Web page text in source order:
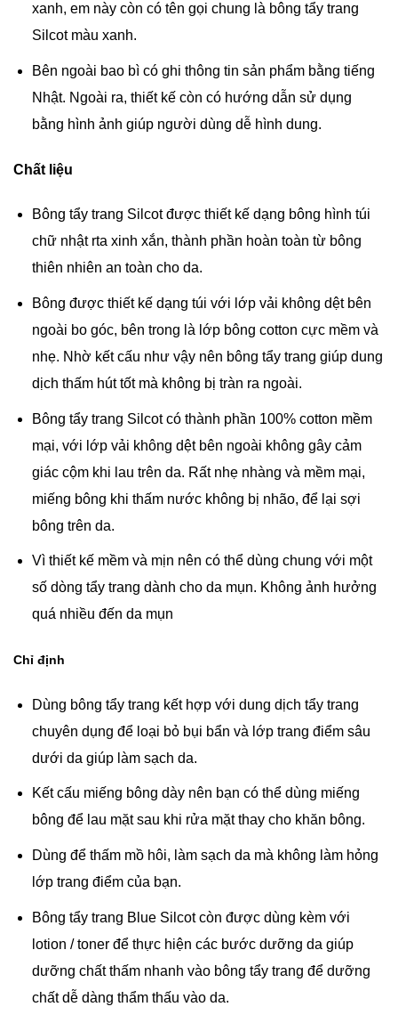
xanh, em này còn có tên gọi chung là bông tẩy trang
Silcot màu xanh.
Bên ngoài bao bì có ghi thông tin sản phẩm bằng tiếng
Nhật. Ngoài ra, thiết kế còn có hướng dẫn sử dụng
bằng hình ảnh giúp người dùng dễ hình dung.
Chất liệu
Bông tẩy trang Silcot được thiết kế dạng bông hình túi
chữ nhật rta xinh xắn, thành phần hoàn toàn từ bông
thiên nhiên an toàn cho da.
Bông được thiết kế dạng túi với lớp vải không dệt bên
ngoài bo góc, bên trong là lớp bông cotton cực mềm và
nhẹ. Nhờ kết cấu như vậy nên bông tẩy trang giúp dung
dịch thấm hút tốt mà không bị tràn ra ngoài.
Bông tẩy trang Silcot có thành phần 100% cotton mềm
mại, với lớp vải không dệt bên ngoài không gây cảm
giác cộm khi lau trên da. Rất nhẹ nhàng và mềm mại,
miếng bông khi thấm nước không bị nhão, để lại sợi
bông trên da.
Vì thiết kế mềm và mịn nên có thể dùng chung với một
số dòng tẩy trang dành cho da mụn. Không ảnh hưởng
quá nhiều đến da mụn
Chỉ định
Dùng bông tẩy trang kết hợp với dung dịch tẩy trang
chuyên dụng để loại bỏ bụi bẩn và lớp trang điểm sâu
dưới da giúp làm sạch da.
Kết cấu miếng bông dày nên bạn có thể dùng miếng
bông để lau mặt sau khi rửa mặt thay cho khăn bông.
Dùng để thấm mồ hôi, làm sạch da mà không làm hỏng
lớp trang điểm của bạn.
Bông tẩy trang Blue Silcot còn được dùng kèm với
lotion / toner để thực hiện các bước dưỡng da giúp
dưỡng chất thấm nhanh vào bông tẩy trang để dưỡng
chất dễ dàng thẩm thấu vào da.